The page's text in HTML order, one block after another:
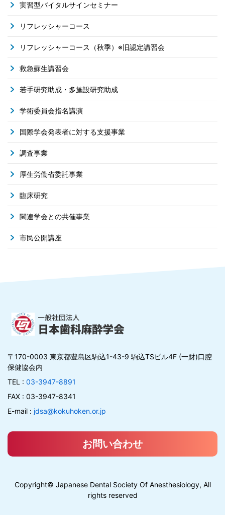
実習型バイタルサインセミナー
リフレッシャーコース
リフレッシャーコース（秋季）※旧認定講習会
救急蘇生講習会
若手研究助成・多施設研究助成
学術委員会指名講演
国際学会発表者に対する支援事業
調査事業
厚生労働省委託事業
臨床研究
関連学会との共催事業
市民公開講座
〒170-0003 東京都豊島区駒込1-43-9 駒込TSビル4F (一財)口腔
保健協会内
TEL : 03-3947-8891
FAX : 03-3947-8341
E-mail : jdsa@kokuhoken.or.jp
お問い合わせ
Copyright© Japanese Dental Society Of Anesthesiology, All
rights reserved